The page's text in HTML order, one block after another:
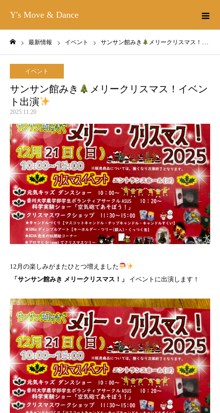
Y's Move & Dance
最新情報 イベント サンサン館みき メリークリスマス！イベント出演
イベント
サンサン館みき
メリークリスマス！イベン
ト出演
2025.11.20
12月の楽しみがまたひとつ増えました
「サンサン館みき メリークリスマス！」
イベントに出演します！